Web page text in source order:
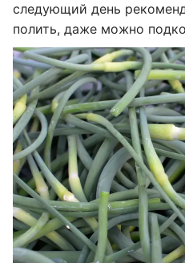
следующий день
полить, даже можно